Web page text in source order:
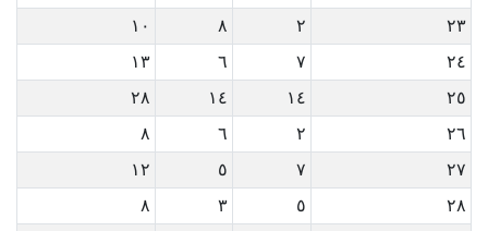
٢٣
٢ ٨
١٠
٢٤
٧ ٦
١٣
٢٥
١٤ ١٤
٢٨
٢٦
٢ ٦
٨
٢٧
٧ ٥
١٢
٢٨
٥ ٣
٨